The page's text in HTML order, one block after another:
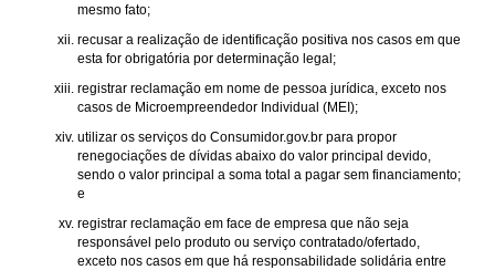
mesmo fato;
recusar a realização de identificação positiva nos casos em que
esta for obrigatória por determinação legal;
registrar reclamação em nome de pessoa jurídica, exceto nos
casos de Microempreendedor Individual (MEI);
utilizar os serviços do Consumidor.gov.br para propor
renegociações de dívidas abaixo do valor principal devido,
sendo o valor principal a soma total a pagar sem financiamento;
e
registrar reclamação em face de empresa que não seja
responsável pelo produto ou serviço contratado/ofertado,
exceto nos casos em que há responsabilidade solidária entre